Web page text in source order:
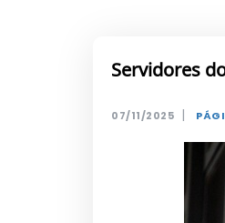
Servidores
07/11/2025 |